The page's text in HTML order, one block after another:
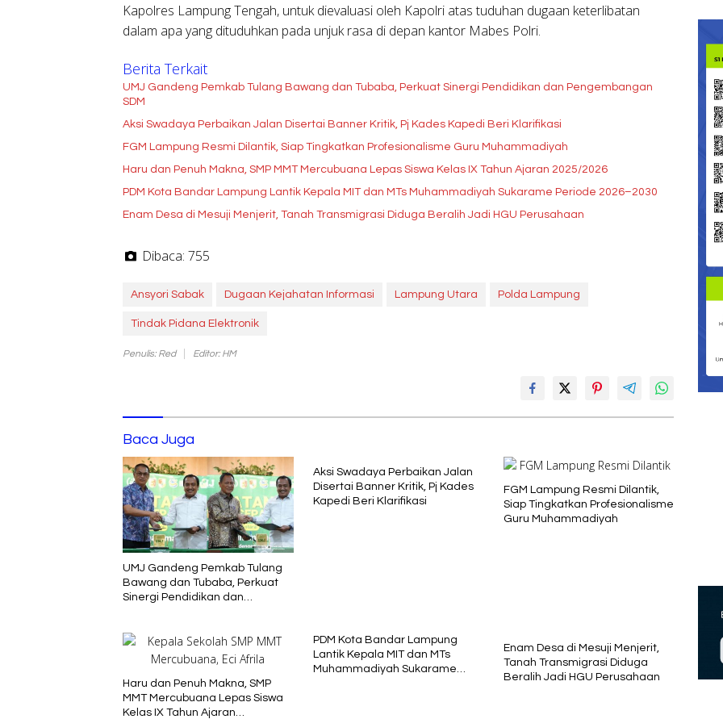
Kapolres Lampung Tengah, untuk dievaluasi oleh Kapolri atas tuduhan dugaan keterlibatan
dalam apa yang dituduhkan pada unjuk rasa di depan kantor Mabes Polri.
Berita Terkait
UMJ Gandeng Pemkab Tulang Bawang dan Tubaba, Perkuat Sinergi Pendidikan dan Pengembangan
SDM
Aksi Swadaya Perbaikan Jalan Disertai Banner Kritik, Pj Kades Kapedi Beri Klarifikasi
FGM Lampung Resmi Dilantik, Siap Tingkatkan Profesionalisme Guru Muhammadiyah
Haru dan Penuh Makna, SMP MMT Mercubuana Lepas Siswa Kelas IX Tahun Ajaran 2025/2026
PDM Kota Bandar Lampung Lantik Kepala MIT dan MTs Muhammadiyah Sukarame Periode 2026–2030
Enam Desa di Mesuji Menjerit, Tanah Transmigrasi Diduga Beralih Jadi HGU Perusahaan
Dibaca: 755
Ansyori Sabak Dugaan Kejahatan Informasi Lampung Utara Polda Lampung
Tindak Pidana Elektronik
Penulis: Red Editor: HM
Baca Juga
UMJ Gandeng Pemkab Tulang
Bawang dan Tubaba, Perkuat
Sinergi Pendidikan dan
Aksi Swadaya Perbaikan Jalan
Disertai Banner Kritik, Pj Kades
Kapedi Beri Klarifikasi
FGM Lampung Resmi Dilantik,
Siap Tingkatkan Profesionalisme
Guru Muhammadiyah
Haru dan Penuh Makna, SMP
MMT Mercubuana Lepas Siswa
Kelas IX Tahun Ajaran
PDM Kota Bandar Lampung
Lantik Kepala MIT dan MTs
Muhammadiyah Sukarame
Enam Desa di Mesuji Menjerit,
Tanah Transmigrasi Diduga
Beralih Jadi HGU Perusahaan